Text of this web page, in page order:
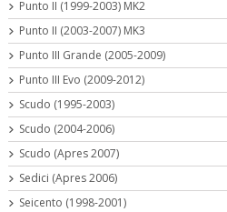
Punto II (1999-2003) MK2
Punto II (2003-2007) MK3
Punto III Grande (2005-2009)
Punto III Evo (2009-2012)
Scudo (1995-2003)
Scudo (2004-2006)
Scudo (Apres 2007)
Sedici (Apres 2006)
Seicento (1998-2001)